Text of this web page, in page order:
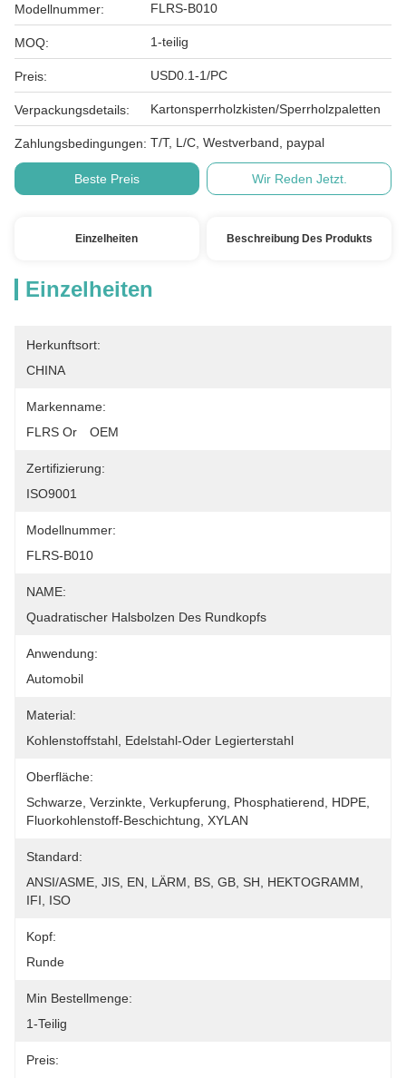
Modellnummer: FLRS-B010
MOQ: 1-teilig
Preis: USD0.1-1/PC
Verpackungsdetails: Kartonsperrholzkisten/Sperrholzpaletten
Zahlungsbedingungen: T/T, L/C, Westverband, paypal
Beste Preis Wir Reden Jetzt.
Einzelheiten Beschreibung Des Produkts
Einzelheiten
Herkunftsort:
CHINA
Markenname:
FLRS Or　OEM
Zertifizierung:
ISO9001
Modellnummer:
FLRS-B010
NAME:
Quadratischer Halsbolzen Des Rundkopfs
Anwendung:
Automobil
Material:
Kohlenstoffstahl, Edelstahl-Oder Legierterstahl
Oberfläche:
Schwarze, Verzinkte, Verkupferung, Phosphatierend, HDPE,
Fluorkohlenstoff-Beschichtung, XYLAN
Standard:
ANSI/ASME, JIS, EN, LÄRM, BS, GB, SH, HEKTOGRAMM,
IFI, ISO
Kopf:
Runde
Min Bestellmenge:
1-Teilig
Preis: